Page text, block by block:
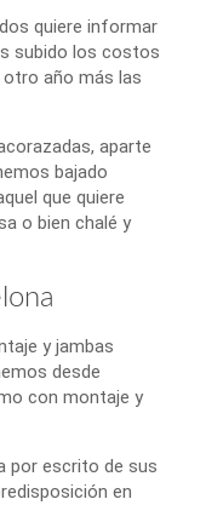
quiere informar
subido los costos
año más las
aparte
bajado
que quiere
o bien chalé y
y jambas
desde
con montaje y
por escrito de sus
en